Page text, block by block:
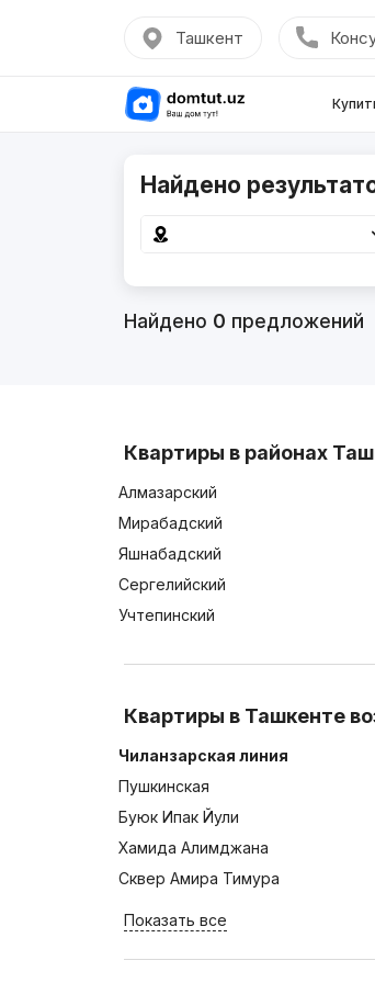
Ташкент
Найдено
Найдено 0 предложений
Квартиры в районах
Алмазарский
Мирабадский
Яшнабадский
Сергелийский
Учтепинский
Квартиры в Ташкенте
Чиланзарская линия
Пушкинская
Буюк Ипак Йули
Хамида Алимджана
Сквер Амира Тимура
Показать все